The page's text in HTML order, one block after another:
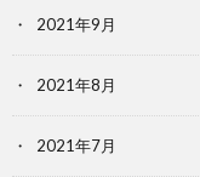
2021年9月
2021年8月
2021年7月